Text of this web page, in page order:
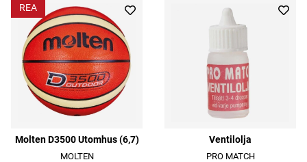
REA
Molten D3500 Utomhus (6,7)
MOLTEN
Ventilolja
PRO MATCH